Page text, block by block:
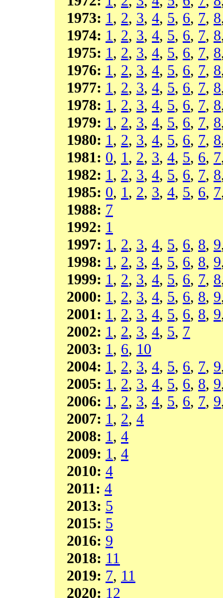
1973: 1, 2, 3, 4, 5, 6, 7, 8
1974: 1, 2, 3, 4, 5, 6, 7, 8
1975: 1, 2, 3, 4, 5, 6, 7, 8
1976: 1, 2, 3, 4, 5, 6, 7, 8
1977: 1, 2, 3, 4, 5, 6, 7, 8
1978: 1, 2, 3, 4, 5, 6, 7, 8
1979: 1, 2, 3, 4, 5, 6, 7, 8
1980: 1, 2, 3, 4, 5, 6, 7, 8
1981: 0, 1, 2, 3, 4, 5, 6, 7
1982: 1, 2, 3, 4, 5, 6, 7, 8
1985: 0, 1, 2, 3, 4, 5, 6, 7
1988: 7
1992: 1
1997: 1, 2, 3, 4, 5, 6, 8, 9
1998: 1, 2, 3, 4, 5, 6, 8, 9
1999: 1, 2, 3, 4, 5, 6, 7, 8
2000: 1, 2, 3, 4, 5, 6, 8, 9
2001: 1, 2, 3, 4, 5, 6, 8, 9
2002: 1, 2, 3, 4, 5, 7
2003: 1, 6, 10
2004: 1, 2, 3, 4, 5, 6, 7, 9
2005: 1, 2, 3, 4, 5, 6, 8, 9
2006: 1, 2, 3, 4, 5, 6, 7, 9
2007: 1, 2, 4
2008: 1, 4
2009: 1, 4
2010: 4
2011: 4
2013: 5
2015: 5
2016: 9
2018: 11
2019: 7, 11
2020: 12